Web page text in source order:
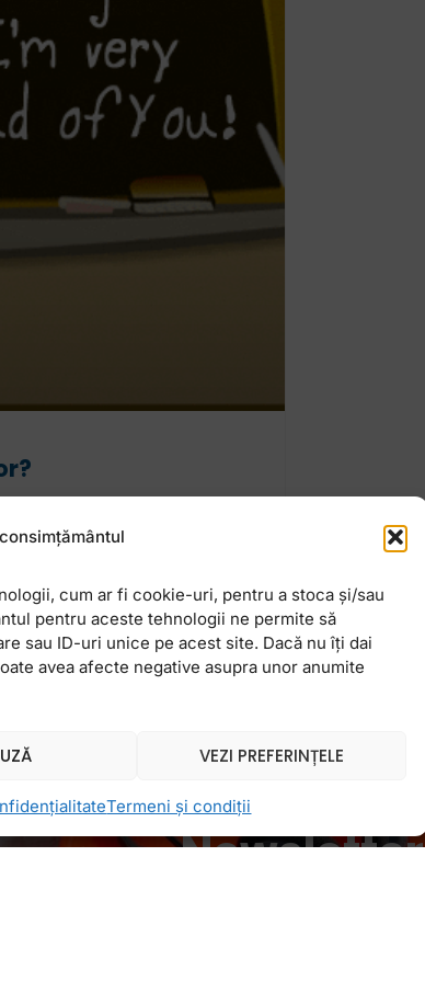
cum ar fi cookie-uri, pentru a stoca și/sau
pentru aceste tehnologii ne permite să
sau ID-uri unice pe acest site. Dacă nu îți dai
avea afecte negative asupra unor anumite
VEZI PREFERINȚELE
Termeni și condiții
curatenie in casa,
Newsletter